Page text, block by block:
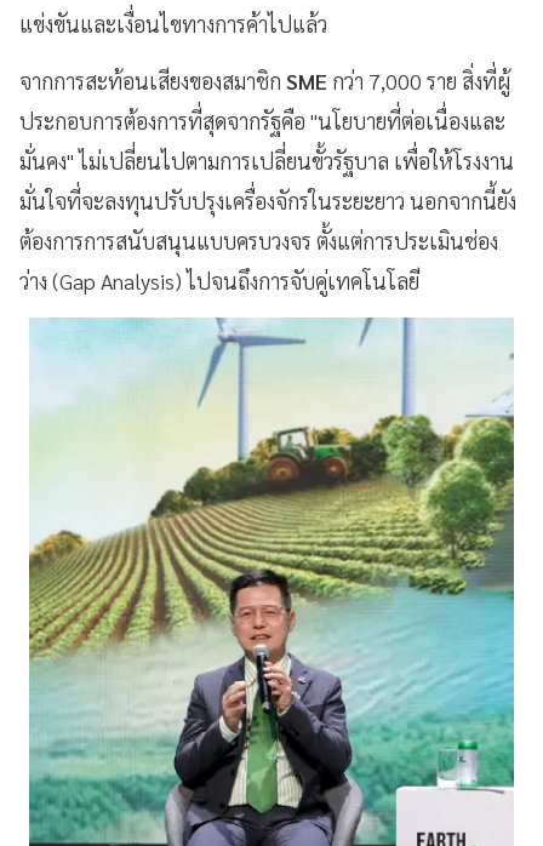
แข่งขันและเงื่อนไขทางการค้าไปแล้ว
จากการสะท้อนเสียงของสมาชิก SME กว่า 7,000 ราย สิ่งที่ผู้
ประกอบการต้องการที่สุดจากรัฐคือ "นโยบายที่ต่อเนื่องและ
มั่นคง" ไม่เปลี่ยนไปตามการเปลี่ยนขั้วรัฐบาล เพื่อให้โรงงาน
มั่นใจที่จะลงทุนปรับปรุงเครื่องจักรในระยะยาว นอกจากนี้ยัง
ต้องการการสนับสนุนแบบครบวงจร ตั้งแต่การประเมินช่อง
ว่าง (Gap Analysis) ไปจนถึงการจับคู่เทคโนโลยี